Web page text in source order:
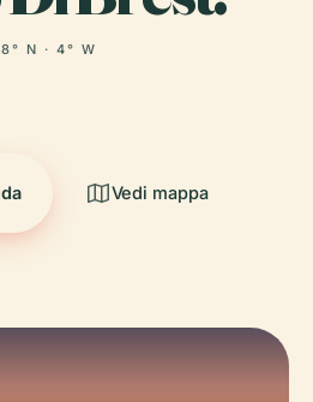
N · 4° W
Vedi mappa